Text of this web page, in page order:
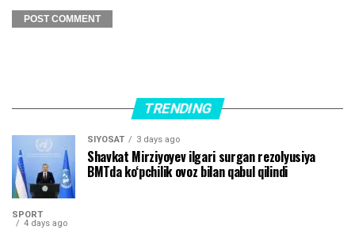
TRENDING
SIYOSAT 3 days ago
Shavkat Mirziyoyev ilgari surgan rezolyusiya
BMTda ko‘pchilik ovoz bilan qabul qilindi
SPORT
4 days ago